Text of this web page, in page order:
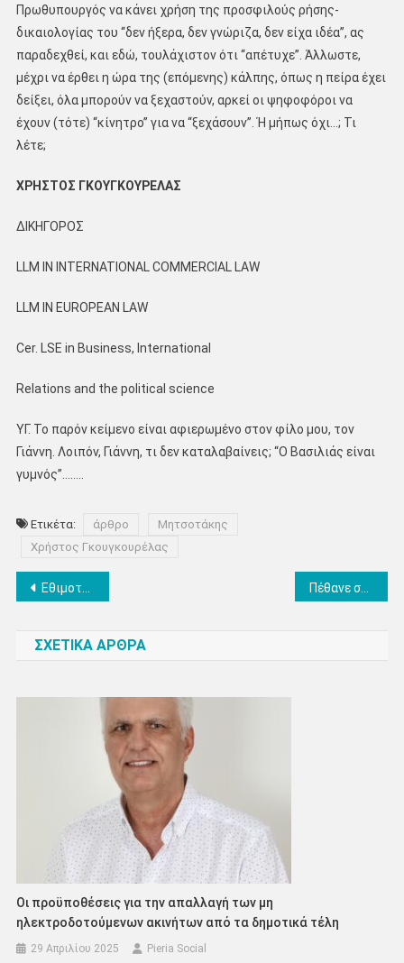
Πρωθυπουργός να κάνει χρήση της προσφιλούς ρήσης-
δικαιολογίας του ‘‘δεν ήξερα, δεν γνώριζα, δεν είχα ιδέα’’, ας
παραδεχθεί, και εδώ, τουλάχιστον ότι ‘‘απέτυχε’’. Άλλωστε,
μέχρι να έρθει η ώρα της (επόμενης) κάλπης, όπως η πείρα έχει
δείξει, όλα μπορούν να ξεχαστούν, αρκεί οι ψηφοφόροι να
έχουν (τότε) ‘‘κίνητρο’’ για να ‘‘ξεχάσουν’’. Ή μήπως όχι…; Τι
λέτε;
ΧΡΗΣΤΟΣ ΓΚΟΥΓΚΟΥΡΕΛΑΣ
ΔΙΚΗΓΟΡΟΣ
LLM IN INTERNATIONAL COMMERCIAL LAW
LLM IN EUROPEAN LAW
Cer. LSE in Business, International
Relations and the political science
ΥΓ. Το παρόν κείμενο είναι αφιερωμένο στον φίλο μου, τον
Γιάννη. Λοιπόν, Γιάννη, τι δεν καταλαβαίνεις; ‘‘Ο Βασιλιάς είναι
γυμνός’’……..
Ετικέτα: άρθρο
Μητσοτάκης
Χρήστος Γκουγκουρέλας
Πλοήγηση
Εθιμοτυπική επίσκεψη της Αντιπεριφερειάρχη Πιερίας στο γραφείο του νέου Γενικού Γραμματέα της Αποκεντρωμένης Διοίκησης Μακεδονίας–Θράκης
ΣΧΕΤΙΚΑ ΑΡΘΡΑ
Οι προϋποθέσεις για την απαλλαγή των μη
ηλεκτροδοτούμενων ακινήτων από τα δημοτικά τέλη
29 Απριλίου 2025 Pieria Social